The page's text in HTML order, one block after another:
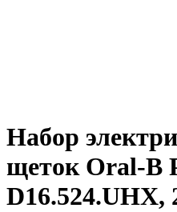
Набор
щеток Oral-B
D16.524.UHX,